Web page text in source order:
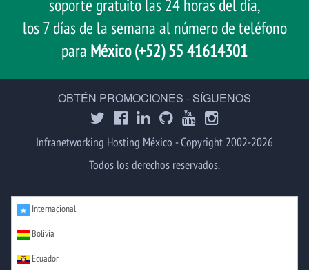
soporte gratuito las 24 horas del día,
los 7 días de la semana al número de teléfono
para México (+52) 55 41614301
OBTÉN PROMOCIONES - SÍGUENOS
Infranetworking Hosting México - Copyright 2002-2026
Todos los derechos reservados.
Internacional
Bolivia
Ecuador